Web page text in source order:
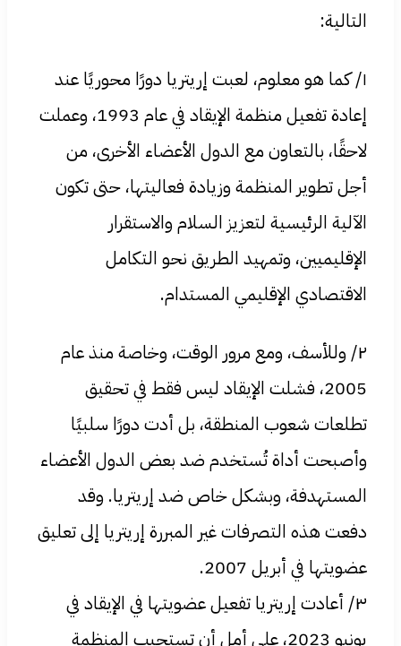
التالية:
١/ كما هو معلوم، لعبت إريتريا دورًا محوريًا عند
إعادة تفعيل منظمة الإيقاد في عام 1993، وعملت
لاحقًا، بالتعاون مع الدول الأعضاء الأخرى، من
أجل تطوير المنظمة وزيادة فعاليتها، حتى تكون
الآلية الرئيسية لتعزيز السلام والاستقرار
الإقليميين، وتمهيد الطريق نحو التكامل
الاقتصادي الإقليمي المستدام.
٢/ وللأسف، ومع مرور الوقت، وخاصة منذ عام
2005، فشلت الإيقاد ليس فقط في تحقيق
تطلعات شعوب المنطقة، بل أدت دورًا سلبيًا
وأصبحت أداة تُستخدم ضد بعض الدول الأعضاء
المستهدفة، وبشكل خاص ضد إريتريا. وقد
دفعت هذه التصرفات غير المبررة إريتريا إلى تعليق
عضويتها في أبريل 2007.
٣/ أعادت إريتريا تفعيل عضويتها في الإيقاد في
يونيو 2023، على أمل أن تستجيب المنظمة